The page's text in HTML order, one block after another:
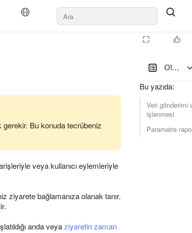
Bu yazıda:
Veri gönderimi
işlenmesi
Parametre
Bu konuda tecrübeniz
veya kullanıcı eylemleriyle
ziyarete bağlamanıza olanak tanır.
anda veyaziyaretin zaman